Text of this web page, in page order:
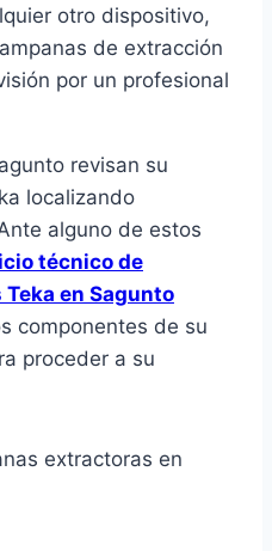
otro dispositivo,
de extracción
por un profesional
revisan su
localizando
alguno de estos
técnico de
en Sagunto
componentes de su
proceder a su